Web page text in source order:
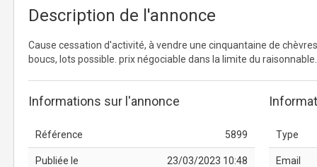
Description de l'annonce
Cause cessation d'activité, à vendre une cinquantaine de
boucs, lots possible. prix négociable dans la limite du raisonnable.
Informations sur l'annonce
Référence 5899
Publiée le 23/03/2023 10:48
Type
Email